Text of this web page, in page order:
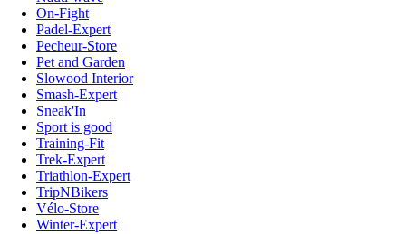
On-Fight
Padel-Expert
Pecheur-Store
Pet and Garden
Slowood Interior
Smash-Expert
Sneak'In
Sport is good
Training-Fit
Trek-Expert
Triathlon-Expert
TripNBikers
Vélo-Store
Winter-Expert